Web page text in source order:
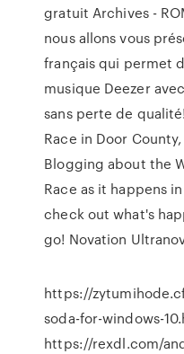
gratuit Archives -
nous allons vous
français qui permet
musique Deezer
sans perte de qualité!
Race in Door
Blogging about the
Race as it happens
check out what's
go! Novation
https://
soda-for-windows-
https://rexdl.com/